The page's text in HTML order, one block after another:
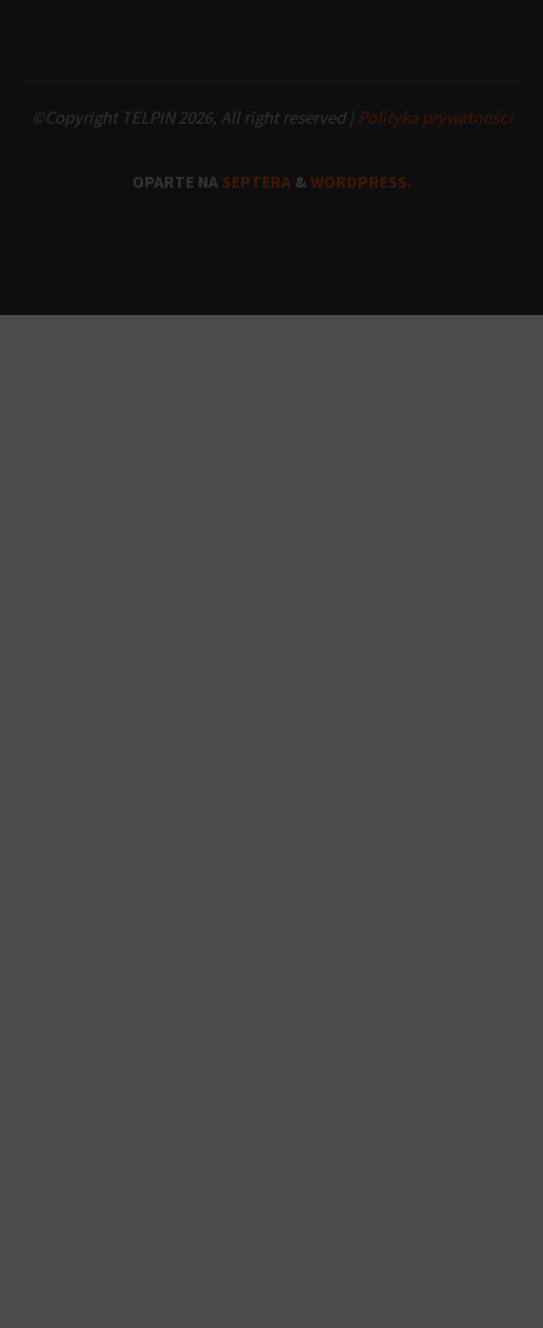
©Copyright TELPIN 2026, All right reserved |Polityka prywatności
OPARTE NASEPTERA& WORDPRESS.